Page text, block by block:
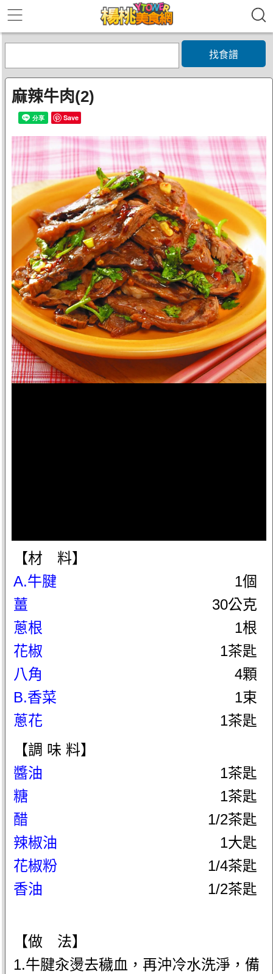
找食譜
麻辣牛肉(2)
Save
【材 料】
A.牛腱
1個
薑
30公克
蔥根
1根
花椒
1茶匙
八角
4顆
B.香菜
1束
蔥花
1茶匙
【調 味 料】
醬油
1茶匙
糖
1茶匙
醋
1/2茶匙
辣椒油
1大匙
花椒粉
1/4茶匙
香油
1/2茶匙
【做 法】
1.牛腱汆燙去穢血，再沖冷水洗淨，備